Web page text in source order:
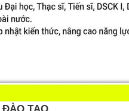
ĐÀO TẠO